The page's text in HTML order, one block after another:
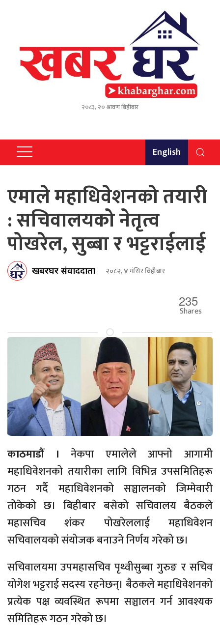
२०८३, २० श्रावण बिहीबार
English
एमाले महाधिवेशनको तयारी
: सचिवालयको नेतृत्व
पोखरेल, सुब्बा र भट्टराईलाई
खबरघर संवाददाता २०८२, ४ मंसिर बिहीबार
235
Shares
काठमाडौं ।नेकपा एमालेले आफ्नो आगामी
महाधिवेशनको तयारीका लागि विभिन्न उपसमितिहरू
गठन गर्दै महाधिवेशनको सञ्चालनको जिम्मेवारी
तोकेको छ। बिहीबार बसेको सचिवालय बैठकले
महासचिव शंकर पोखरेललाई महाधिवेशन
सचिवालयको संयोजक बनाउने निर्णय गरेको छ।
सचिवालयमा उपमहासचिव पृथ्वीसुब्बा गुरुङ र सचिव
योगेश भट्टराई सदस्य रहनेछन्। बैठकले महाधिवेशनको
प्रत्येक पक्ष व्यवस्थित रूपमा सञ्चालन गर्न आवश्यक
समितिहरू गठन गरेको छ।